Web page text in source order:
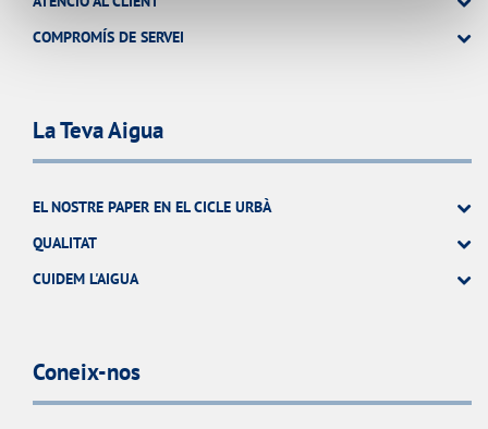
COMPROMÍS DE SERVEI
La Teva Aigua
EL NOSTRE PAPER EN EL CICLE URBÀ
QUALITAT
CUIDEM L'AIGUA
Coneix-nos